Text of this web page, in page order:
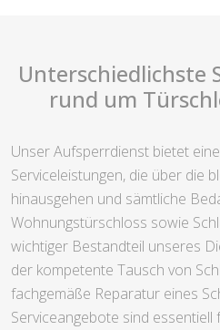
Unterschiedlichste
rund um
Unser Aufsperrdienst bietet
Serviceleistungen, die über die
hinausgehen und sämtliche
Wohnungstürschloss sowie
wichtiger Bestandteil unseres
der kompetente Tausch von
fachgemäße Reparatur eines
Serviceangebote sind